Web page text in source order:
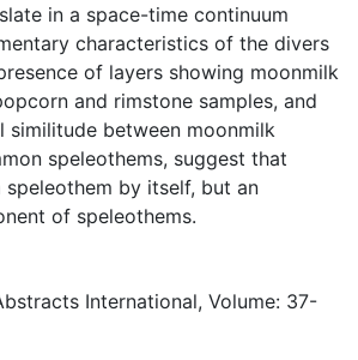
in a space-time continuum
characteristics of the divers
of layers showing moonmilk
and rimstone samples, and
similitude between moonmilk
speleothems, suggest that
by itself, but an
of speleothems.
International, Volume: 37-